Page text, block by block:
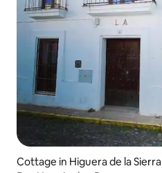
Cottage in Higuera de la Sierra